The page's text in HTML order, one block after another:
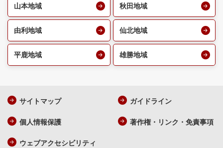
山本地域 秋田地域
由利地域 仙北地域
平鹿地域 雄勝地域
サイトマップ ガイドライン
個人情報保護 著作権・リンク・免責事項
ウェブアクセシビリティ